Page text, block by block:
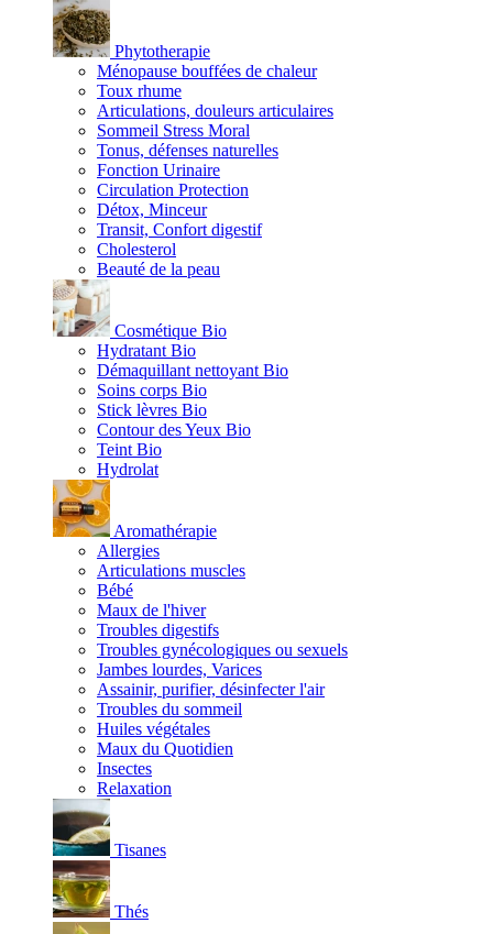
Phytotherapie
Ménopause bouffées de chaleur
Toux rhume
Articulations, douleurs articulaires
Sommeil Stress Moral
Tonus, défenses naturelles
Fonction Urinaire
Circulation Protection
Détox, Minceur
Transit, Confort digestif
Cholesterol
Beauté de la peau
Cosmétique Bio
Hydratant Bio
Démaquillant nettoyant Bio
Soins corps Bio
Stick lèvres Bio
Contour des Yeux Bio
Teint Bio
Hydrolat
Aromathérapie
Allergies
Articulations muscles
Bébé
Maux de l'hiver
Troubles digestifs
Troubles gynécologiques ou sexuels
Jambes lourdes, Varices
Assainir, purifier, désinfecter l'air
Troubles du sommeil
Huiles végétales
Maux du Quotidien
Insectes
Relaxation
Tisanes
Thés